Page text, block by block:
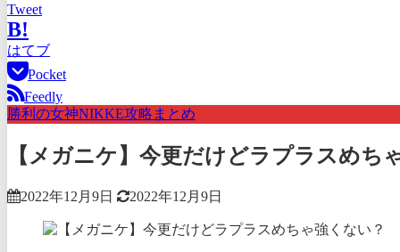
Tweet
B!
はてブ
Pocket
Feedly
勝利の女神NIKKE攻略まとめ
【メガニケ】今更だけどラプラスめち
2022年12月9日 2022年12月9日